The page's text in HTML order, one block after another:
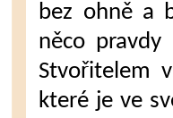
bez ohně a
něco
Stvořitelem
které je ve